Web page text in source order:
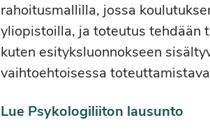
rahoitusmallilla, jossa
yliopistoilla, ja toteutus tehdään
kuten esityksluonnokseen
vaihtoehtoisessa
Lue Psykologiliiton lausunto